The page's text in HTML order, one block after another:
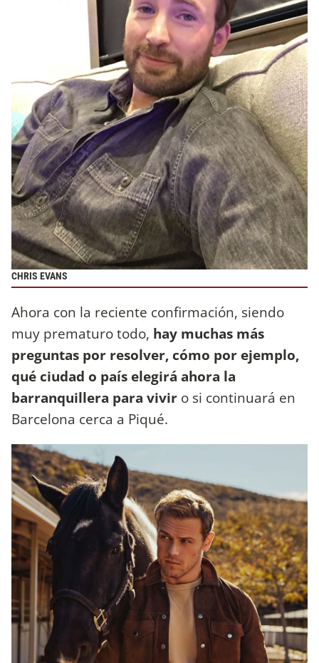
CHRIS EVANS
Ahora con la reciente confirmación, siendo
muy prematuro todo, hay muchas más
preguntas por resolver, cómo por ejemplo,
qué ciudad o país elegirá ahora la
barranquillera para vivir o si continuará en
Barcelona cerca a Piqué.